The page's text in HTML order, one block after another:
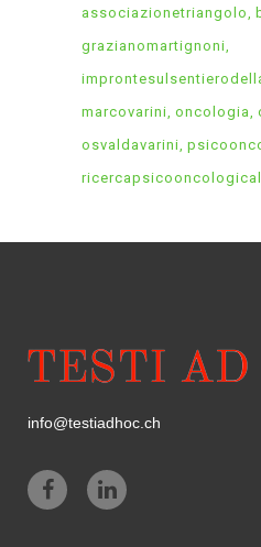
associazionetriangolo
grazianomartignoni
marcovarini oncologia
osvaldavarini
info@testiadhoc.ch